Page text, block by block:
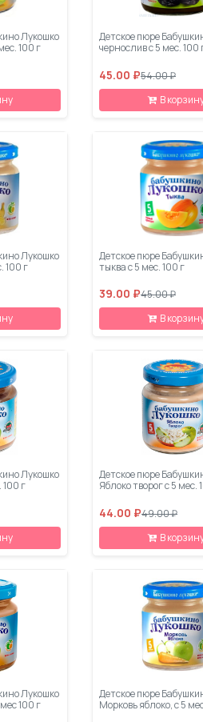
Лукошко
100 г
Детское пюре
чернослив с 5 мес. 100
45.00 ₽54.00 ₽
В
Лукошко
100 г
Детское пюре
тыква с 5 мес. 100 г
39.00 ₽45.00 ₽
В
Лукошко
100 г
Детское пюре
Яблоко творог с 5 мес.
44.00 ₽49.00 ₽
В
Лукошко
100 г
Детское пюре
Морковь яблоко, с 5